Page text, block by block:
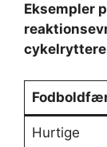
Eksempler
cykelryttere
Hurtige